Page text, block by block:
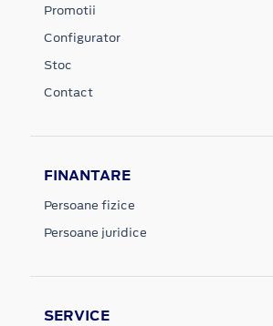
Promotii
Configurator
Stoc
Contact
FINANTARE
Persoane fizice
Persoane juridice
SERVICE